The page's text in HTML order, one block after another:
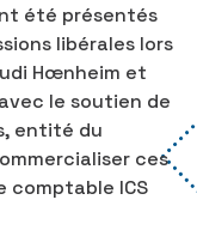
été présentés
libérales lors
Hœnheim et
le soutien de
entité du
ces
comptable ICS